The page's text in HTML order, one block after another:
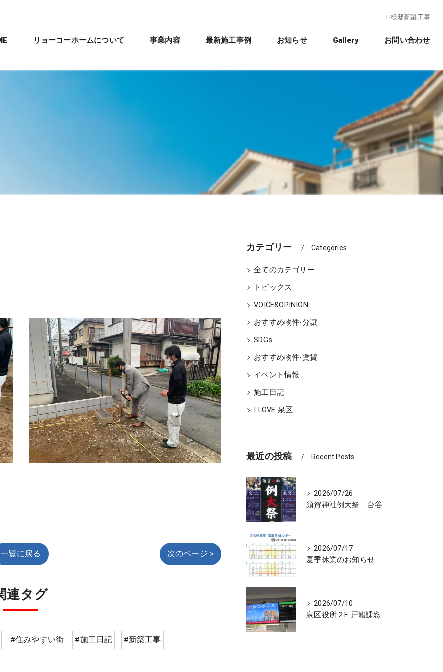
H様邸新築工事
リョーコーホームについて
会社概要
事業内容
新築住宅施工
リフォームとリノベーションの違い
福祉施設・公共施設
住まいを買う契約の流れ
住まいを売る契約の流れ
福祉サービス
最新施工事例 お知らせ Gallery お問い合わせ
一覧に戻る 次のページ >
連タグ
#住みやすい街 #施工日記 #新築工事
カテゴリー Categories
全てのカテゴリー
トピックス
VOICE&OPINION
おすすめ物件-分譲
SDGs
おすすめ物件-賃貸
イベント情報
施工日記
I LOVE 泉区
最近の投稿 Recent Posts
2026/07/26
須賀神社例大祭 台谷戸神酒所リョーコホーム前に設置 担渡御出発
2026/07/17
夏季休業のお知らせ
2026/07/10
泉区役所２F 戸籍課窓口の順番お知らせ機に宣伝広告を開始しました